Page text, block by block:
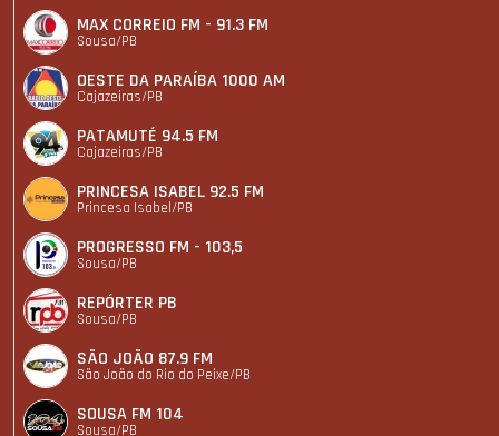
MAX CORREIO FM - 91.3 FM
Sousa/PB
OESTE DA PARAÍBA 1000 AM
Cajazeiras/PB
PATAMUTÉ 94.5 FM
Cajazeiras/PB
PRINCESA ISABEL 92.5 FM
Princesa Isabel/PB
PROGRESSO FM - 103,5
Sousa/PB
REPÓRTER PB
Sousa/PB
SÃO JOÃO 87.9 FM
São João do Rio do Peixe/PB
SOUSA FM 104
Sousa/PB